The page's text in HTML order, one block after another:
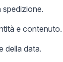
spedizione.
e contenuto.
della data.